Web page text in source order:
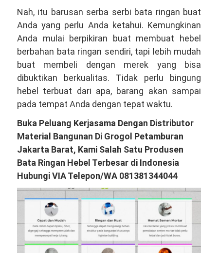
Nah, itu barusan serba serbi bata ringan buat
Anda yang perlu Anda ketahui. Kemungkinan
Anda mulai berpikiran buat membuat hebel
berbahan bata ringan sendiri, tapi lebih mudah
buat membeli dengan merek yang bisa
dibuktikan berkualitas. Tidak perlu bingung
hebel terbuat dari apa, barang akan sampai
pada tempat Anda dengan tepat waktu.
Buka Peluang Kerjasama Dengan Distributor
Material Bangunan Di Grogol Petamburan
Jakarta Barat, Kami Salah Satu Produsen
Bata Ringan Hebel Terbesar di Indonesia
Hubungi VIA Telepon/WA 081381344044